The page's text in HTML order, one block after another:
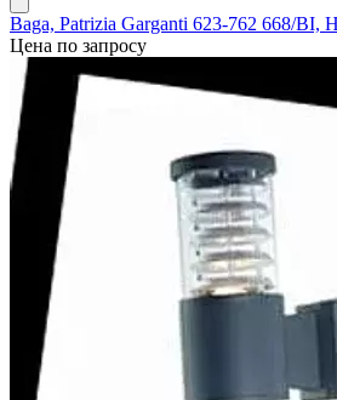
Baga, Patrizia Garganti 623-762 668/BI,
Цена по запросу